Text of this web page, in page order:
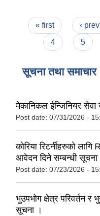
Pages
« first ‹
4
5
सूचना तथा समाचार
मेकानिकल ईन्जिनियर सेवा
Post date: 07/31/2026 -
कोरिया रिटर्नीहरुको
आवेदन दिने सम्बन्धी सूचना
Post date: 07/23/2026 -
भुउपभाेग क्षेत्र परिवर्तन र
सूचना ।